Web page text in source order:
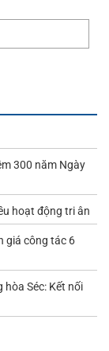
300 năm Ngày
hoạt động tri ân
giá công tác 6
hòa Séc: Kết nối